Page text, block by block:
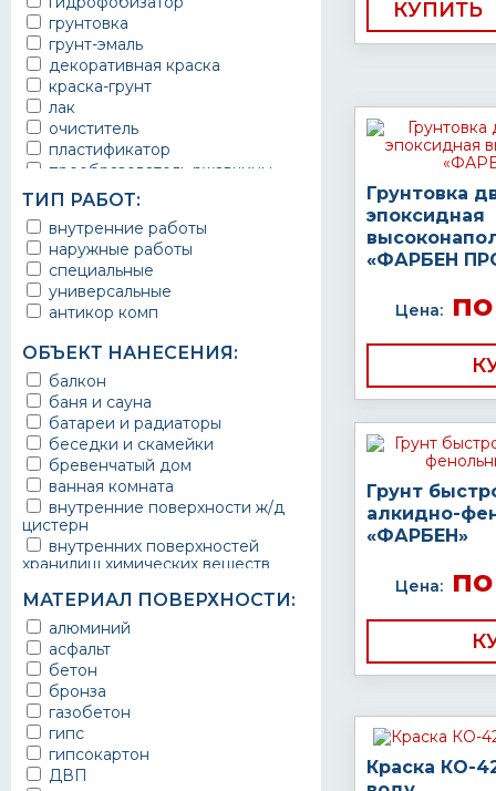
грунтовка
грунт-эмаль
декоративная краска
краска-грунт
лак
очиститель
пластификатор
преобразователь ржавчины
эмаль
Краска
Покрытие
грунт эмаль
защитное покрытие
ТИП РАБОТ:
внутренние работы
наружные работы
специальные
универсальные
антикор комп
ОБЪЕКТ НАНЕСЕНИЯ:
балкон
баня и сауна
батареи и радиаторы
беседки и скамейки
бревенчатый дом
ванная комната
внутренние поверхности ж/д
цистерн
внутренних поверхностей
хранилищ химических веществ
ворота
выхлопные системы
автомобилей
газопроводы
гараж
гидротехнические сооружения
городской транспорт
грузовые вагоны
двери металлические
МАТЕРИАЛ ПОВЕРХНОСТИ:
алюминий
асфальт
бетон
бронза
газобетон
гипс
гипсокартон
ДВП
КУПИТЬ
Грунтовка
эпоксидная
«ФАРБЕН
Цена:по
Грунт
алкидно-
«ФАРБЕН»
Цена:по
Краска КО-